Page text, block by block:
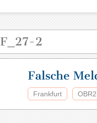
2
Falsche
Frankfurt OBR2